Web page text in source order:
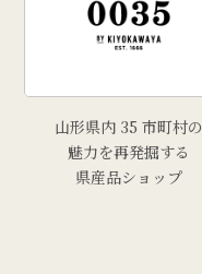
山形県内 35 市町村の
魅力を再発掘する
県産品ショップ